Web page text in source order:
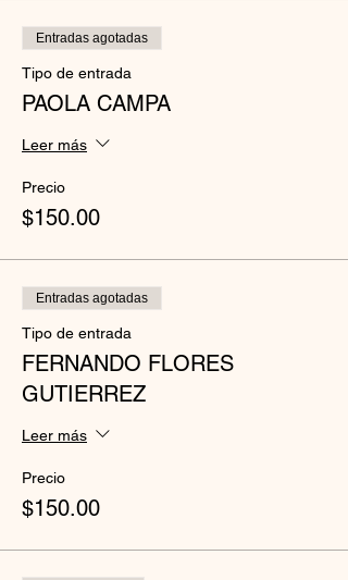
Entradas agotadas
Tipo de entrada
PAOLA CAMPA
Leer más
Precio
$150.00
Entradas agotadas
Tipo de entrada
FERNANDO FLORES
GUTIERREZ
Leer más
Precio
$150.00